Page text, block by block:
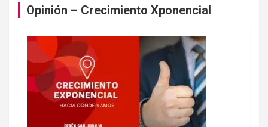
Opinión – Crecimiento Xponencial